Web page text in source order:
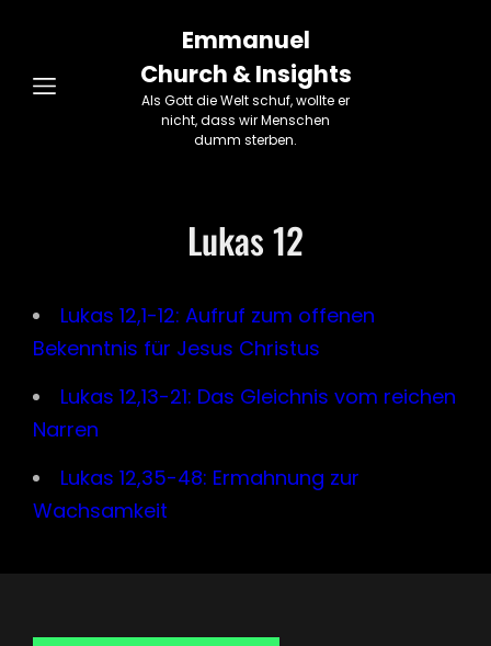
Emmanuel
Church & Insights
Als Gott die Welt schuf, wollte er
nicht, dass wir Menschen
dumm sterben.
Lukas 12
Lukas 12,1-12: Aufruf zum offenen
Bekenntnis für Jesus Christus
Lukas 12,13-21: Das Gleichnis vom reichen
Narren
Lukas 12,35-48: Ermahnung zur
Wachsamkeit